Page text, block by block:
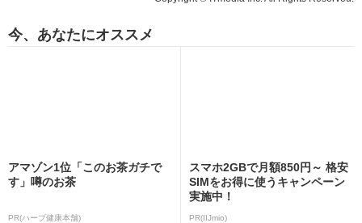
今、あなたにオススメ
アマゾン1位「このお茶ガチで
す」噂のお茶
PR(ハーブ健康本舗)
スマホ2GBで月額850円～ 格安
SIMをお得に使うキャンペーン
実施中！
PR(IIJmio)